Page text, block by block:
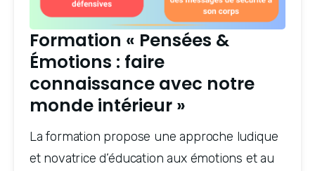
Formation « Pensées &
Émotions : faire
connaissance avec notre
monde intérieur »
La formation propose une approche ludique
et novatrice d’éducation aux émotions et au